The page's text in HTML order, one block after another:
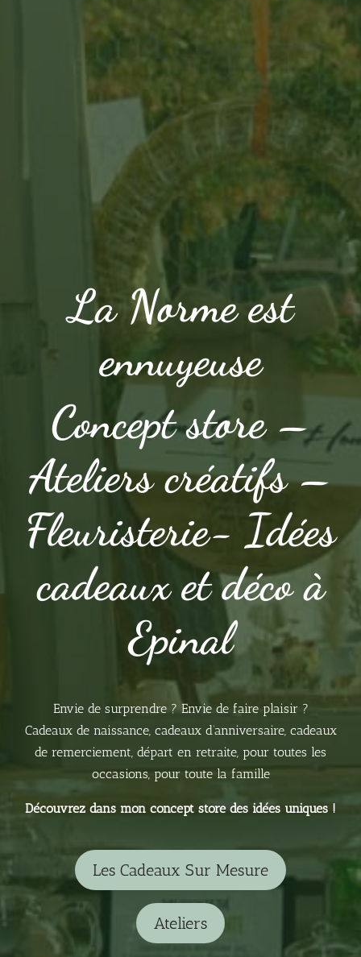
La Norme est
ennuyeuse
Concept store –
Ateliers créatifs –
Fleuristerie- Idées
cadeaux et déco à
Epinal
Envie de surprendre ? Envie de faire plaisir ?
Cadeaux de naissance, cadeaux d’anniversaire, cadeaux
de remerciement, départ en retraite, pour toutes les
occasions, pour toute la famille
Découvrez dans mon concept store des idées uniques !
Les Cadeaux Sur Mesure
Ateliers